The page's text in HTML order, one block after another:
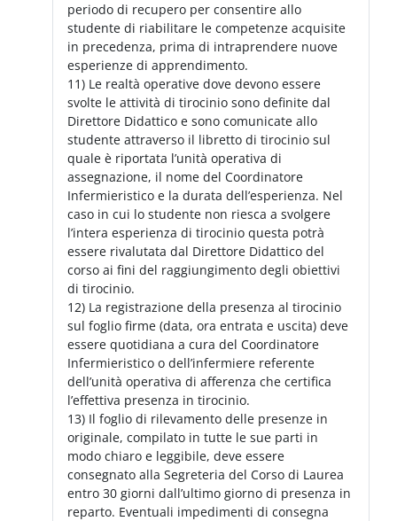
periodo di recupero per consentire allo
studente di riabilitare le competenze acquisite
in precedenza, prima di intraprendere nuove
esperienze di apprendimento.
11) Le realtà operative dove devono essere
svolte le attività di tirocinio sono definite dal
Direttore Didattico e sono comunicate allo
studente attraverso il libretto di tirocinio sul
quale è riportata l’unità operativa di
assegnazione, il nome del Coordinatore
Infermieristico e la durata dell’esperienza. Nel
caso in cui lo studente non riesca a svolgere
l’intera esperienza di tirocinio questa potrà
essere rivalutata dal Direttore Didattico del
corso ai fini del raggiungimento degli obiettivi
di tirocinio.
12) La registrazione della presenza al tirocinio
sul foglio firme (data, ora entrata e uscita) deve
essere quotidiana a cura del Coordinatore
Infermieristico o dell’infermiere referente
dell’unità operativa di afferenza che certifica
l’effettiva presenza in tirocinio.
13) Il foglio di rilevamento delle presenze in
originale, compilato in tutte le sue parti in
modo chiaro e leggibile, deve essere
consegnato alla Segreteria del Corso di Laurea
entro 30 giorni dall’ultimo giorno di presenza in
reparto. Eventuali impedimenti di consegna